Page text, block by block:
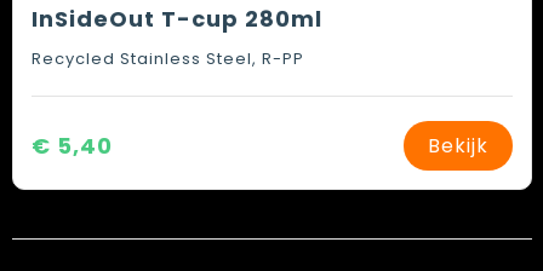
InSideOut T-cup 280ml
Recycled Stainless Steel, R-PP
€ 5,40 Bekijk